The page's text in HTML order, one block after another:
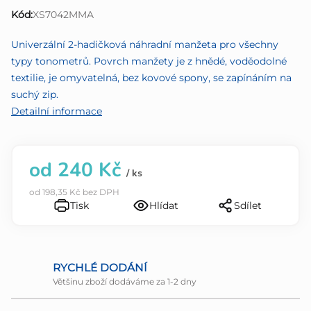
0,0
hvězdiček.
Kód:XS7042MMA
Univerzální 2-hadičková náhradní manžeta pro všechny
typy tonometrů. Povrch manžety je z hnědé, voděodolné
textilie, je omyvatelná, bez kovové spony, se zapínáním na
suchý zip.
Detailní informace
od 240 Kč / ks
od 198,35 Kč bez DPH
Tisk Hlídat Sdílet
RYCHLÉ DODÁNÍ
Většinu zboží dodáváme za 1-2 dny